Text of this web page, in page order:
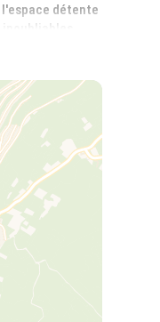
détente
harmonie avec
du
ECOLABEL
!!